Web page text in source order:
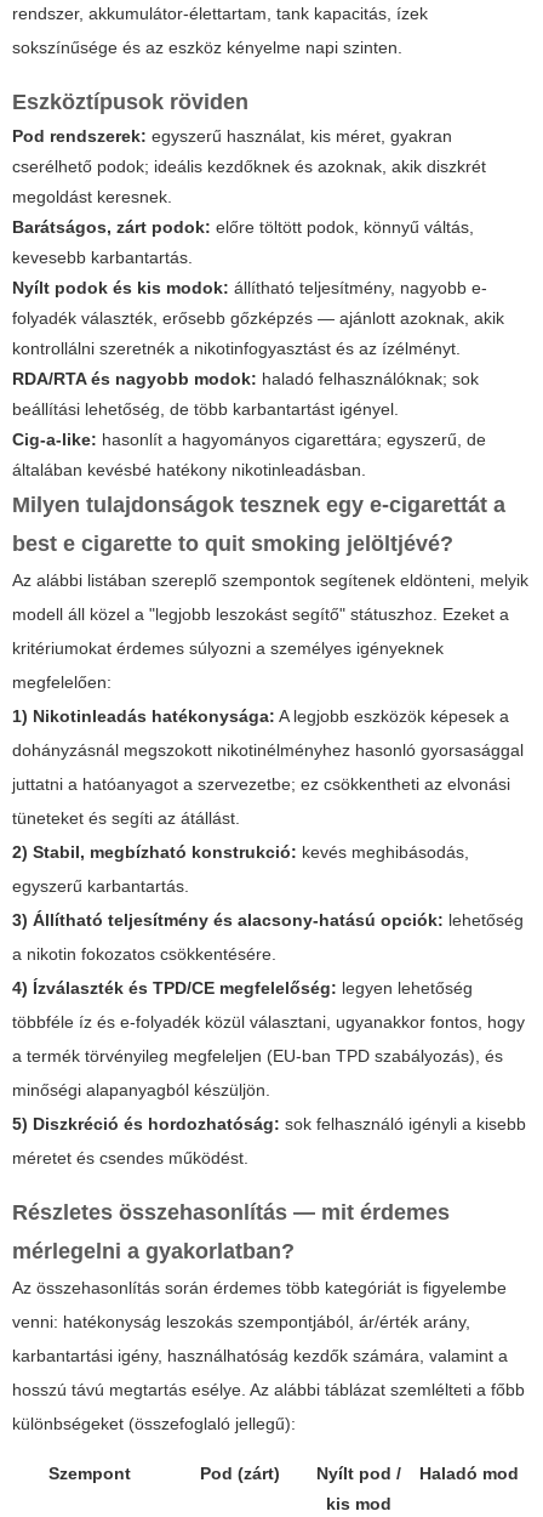
rendszer, akkumulátor-élettartam, tank kapacitás, ízek
sokszínűsége és az eszköz kényelme napi szinten.
Eszköztípusok röviden
Pod rendszerek: egyszerű használat, kis méret, gyakran
cserélhető podok; ideális kezdőknek és azoknak, akik diszkrét
megoldást keresnek.
Barátságos, zárt podok: előre töltött podok, könnyű váltás,
kevesebb karbantartás.
Nyílt podok és kis modok: állítható teljesítmény, nagyobb e-
folyadék választék, erősebb gőzképzés — ajánlott azoknak, akik
kontrollálni szeretnék a nikotinfogyasztást és az ízélményt.
RDA/RTA és nagyobb modok: haladó felhasználóknak; sok
beállítási lehetőség, de több karbantartást igényel.
Cig-a-like: hasonlít a hagyományos cigarettára; egyszerű, de
általában kevésbé hatékony nikotinleadásban.
Milyen tulajdonságok tesznek egy e-cigarettát a
best e cigarette to quit smoking jelöltjévé?
Az alábbi listában szereplő szempontok segítenek eldönteni, melyik
modell áll közel a "legjobb leszokást segítő" státuszhoz. Ezeket a
kritériumokat érdemes súlyozni a személyes igényeknek
megfelelően:
1) Nikotinleadás hatékonysága: A legjobb eszközök képesek a
dohányzásnál megszokott nikotinélményhez hasonló gyorsasággal
juttatni a hatóanyagot a szervezetbe; ez csökkentheti az elvonási
tüneteket és segíti az átállást.
2) Stabil, megbízható konstrukció: kevés meghibásodás,
egyszerű karbantartás.
3) Állítható teljesítmény és alacsony-hatású opciók: lehetőség
a nikotin fokozatos csökkentésére.
4) Ízválaszték és TPD/CE megfelelőség: legyen lehetőség
többféle íz és e-folyadék közül választani, ugyanakkor fontos, hogy
a termék törvényileg megfeleljen (EU-ban TPD szabályozás), és
minőségi alapanyagból készüljön.
5) Diszkréció és hordozhatóság: sok felhasználó igényli a kisebb
méretet és csendes működést.
Részletes összehasonlítás — mit érdemes
mérlegelni a gyakorlatban?
Az összehasonlítás során érdemes több kategóriát is figyelembe
venni: hatékonyság leszokás szempontjából, ár/érték arány,
karbantartási igény, használhatóság kezdők számára, valamint a
hosszú távú megtartás esélye. Az alábbi táblázat szemlélteti a főbb
különbségeket (összefoglaló jellegű):
Szempont Pod (zárt)
Nyílt pod /
kis mod
Haladó mod